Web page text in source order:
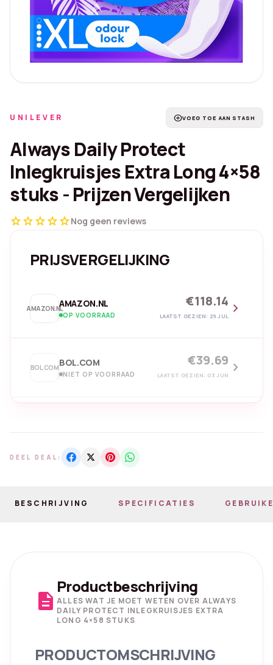
UNILEVER add_circleVOEG TOE AAN STASH
Always Daily Protect
Inlegkruisjes Extra Long 4×58
stuks - Prijzen Vergelijken
starstarstarstarstarNog geen reviews
PRIJSVERGELIJKING
AMAZON.NLAMAZON.NL
OP VOORRAAD
€118.14
LAATST GEZIEN: 29 JUL chevron_right
BOL.COMBOL.COM
NIET OP VOORRAAD
€39.69
LAATST GEZIEN: 03 JUN chevron_right
DEEL DEAL:
BESCHRIJVING SPECIFICATIES
description
Productbeschrijving
ALLES WAT JE MOET WETEN OVER ALWAYS
DAILY PROTECT INLEGKRUISJES EXTRA
LONG 4×58 STUKS
PRODUCTOMSCHRIJVING